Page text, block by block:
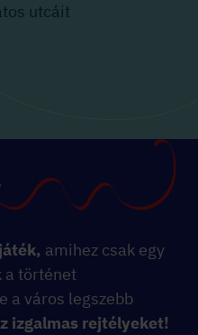
utcáit
amihez csak egy
a történet
a város legszebb
izgalmas rejtélyeket!